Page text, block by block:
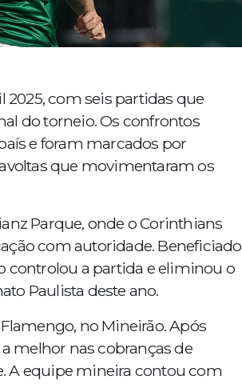
2025, com seis partidas que
do torneio. Os confrontos
e foram marcados por
que movimentaram os
Parque, onde o Corinthians
com autoridade. Beneficiado
controlou a partida e eliminou o
Paulista deste ano.
no Mineirão. Após
melhor nas cobranças de
A equipe mineira contou com